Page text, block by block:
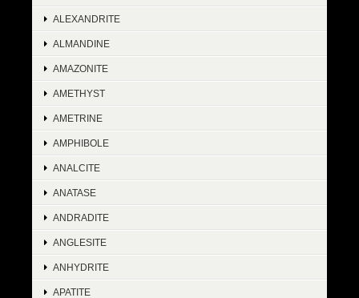
ALEXANDRITE
ALMANDINE
AMAZONITE
AMETHYST
AMETRINE
AMPHIBOLE
ANALCITE
ANATASE
ANDRADITE
ANGLESITE
ANHYDRITE
APATITE